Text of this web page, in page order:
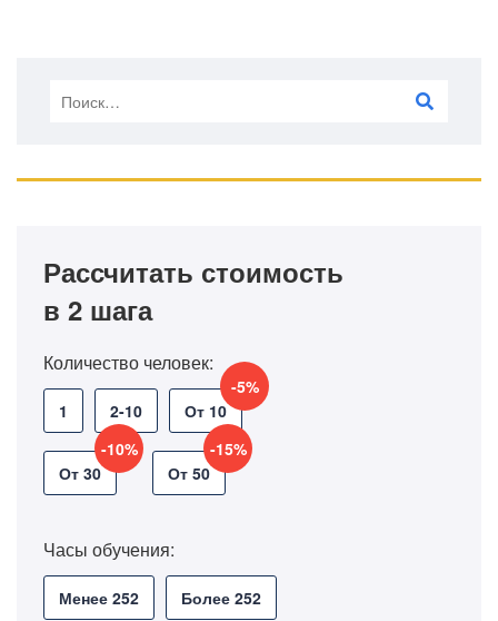
Рассчитать стоимость
в 2 шага
Количество человек:
1 2-10 От 10
-5%
От 30
-10%
От 50
-15%
Часы обучения:
Менее 252 Более 252